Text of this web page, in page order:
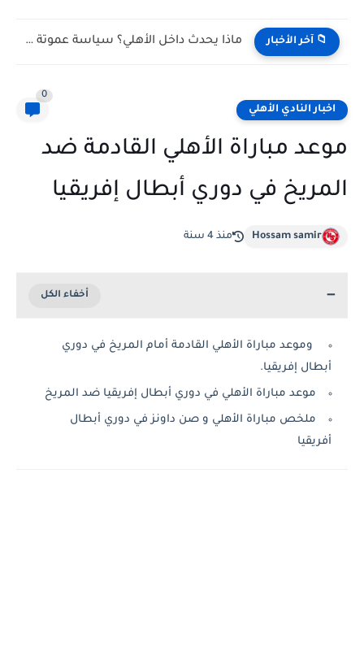
📁 آخر الأخبار ماذا يحدث داخل الأهلي؟ سياسة عموتة الجديدة تثير الجدل بعد...
اخبار النادي الأهلي
0
موعد مباراة الأهلي القادمة ضد
المريخ في دوري أبطال إفريقيا
Hossam samir منذ 4 سنة
وموعد مباراة الأهلي القادمة أمام المريخ في دوري
أبطال إفريقيا.
موعد مباراة الأهلي في دوري أبطال إفريقيا ضد المريخ
ملخص مباراة الأهلي و صن داونز في دوري أبطال
أفريقيا